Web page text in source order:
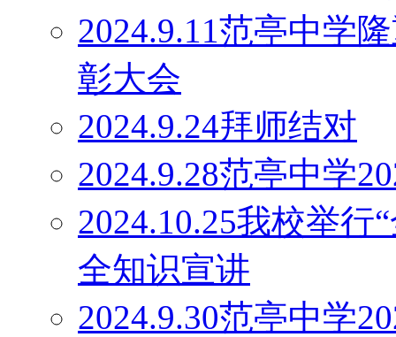
2024.9.11范亭中学
彰大会
2024.9.24拜师结对
2024.9.28范亭中学
2024.10.25我校举行
全知识宣讲
2024.9.30范亭中学